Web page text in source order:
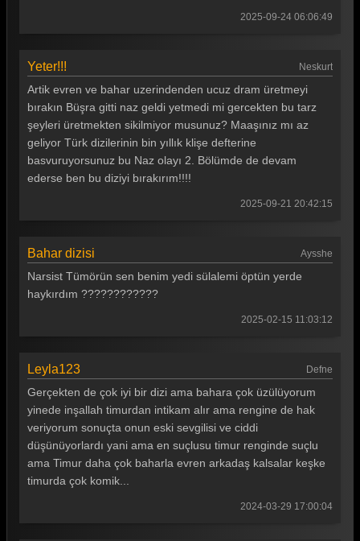
2025-09-24 06:06:49
Yeter!!! Neskurt
Artik evren ve bahar uzerindenden ucuz dram üretmeyi
bırakın Büşra gitti naz geldi yetmedi mi gercekten bu tarz
şeyleri üretmekten sikilmiyor musunuz? Maaşınız mı az
geliyor Türk dizilerinin bin yıllık klişe defterine
basvuruyorsunuz bu Naz olayı 2. Bölümde de devam
ederse ben bu diziyi bırakırım!!!!
2025-09-21 20:42:15
Bahar dizisi Aysshe
Narsist Tümörün sen benim yedi sülalemi öptün yerde
haykırdım ????????????
2025-02-15 11:03:12
Leyla123 Defne
Gerçekten de çok iyi bir dizi ama bahara çok üzülüyorum
yinede inşallah timurdan intikam alır ama rengine de hak
veriyorum sonuçta onun eski sevgilisi ve ciddi
düşünüyorlardı yani ama en suçlusu timur renginde suçlu
ama Timur daha çok baharla evren arkadaş kalsalar keşke
timurda çok komik...
2024-03-29 17:00:04